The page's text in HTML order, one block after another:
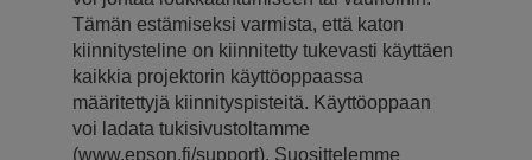
Tämän estämiseksi varmista, että katon
kiinnitysteline on kiinnitetty tukevasti käyttäen
kaikkia projektorin käyttöoppaassa
määritettyjä kiinnityspisteitä. Käyttöoppaan
voi ladata tukisivustoltamme
(www.epson.fi/support). Suosittelemme